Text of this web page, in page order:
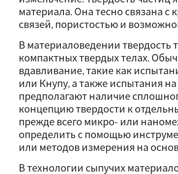
материала. Она тесно связана с
связей, пористостью и
В материаловедении твердость
компактных твердых телах.
вдавливание, такие как
или Кнупу, а также испытания
предполагают наличие
концепцию твердости к
прежде всего микро- или
определить с помощью
или методов измерения на
В технологии сыпучих